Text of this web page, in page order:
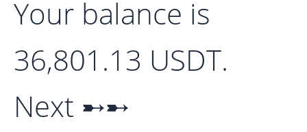
Your balance is
36,801.13 USDT.
Next ➸➸